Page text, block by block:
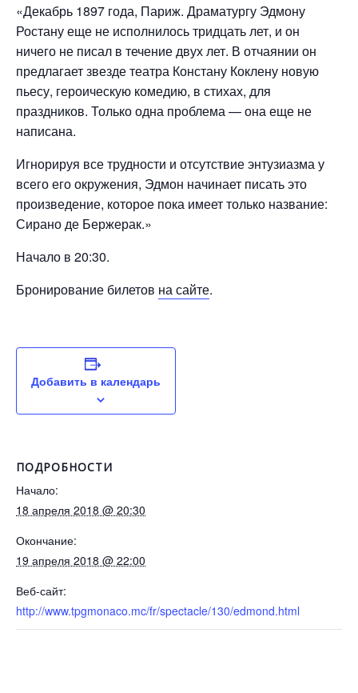
«Декабрь 1897 года, Париж. Драматургу Эдмону
Ростану еще не исполнилось тридцать лет, и он
ничего не писал в течение двух лет. В отчаянии он
предлагает звезде театра Констану Коклену новую
пьесу, героическую комедию, в стихах, для
праздников. Только одна проблема — она еще не
написана.
Игнорируя все трудности и отсутствие энтузиазма у
всего его окружения, Эдмон начинает писать это
произведение, которое пока имеет только название:
Сирано де Бержерак.»
Начало в 20:30.
Бронирование билетов на сайте.
Добавить в календарь
ПОДРОБНОСТИ
Начало:
18 апреля 2018 @ 20:30
Окончание:
19 апреля 2018 @ 22:00
Веб-сайт:
http://www.tpgmonaco.mc/fr/spectacle/130/edmond.html